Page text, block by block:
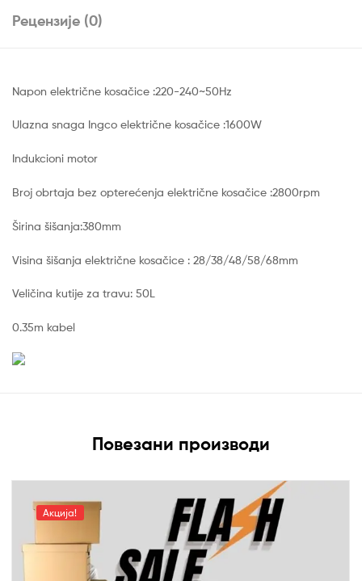
Рецензије (0)
Napon električne kosačice :220-240~50Hz
Ulazna snaga Ingco električne kosačice :1600W
Indukcioni motor
Broj obrtaja bez opterećenja električne kosačice :2800rpm
Širina šišanja:380mm
Visina šišanja električne kosačice : 28/38/48/58/68mm
Veličina kutije za travu: 50L
0.35m kabel
Повезани производи
Акција!